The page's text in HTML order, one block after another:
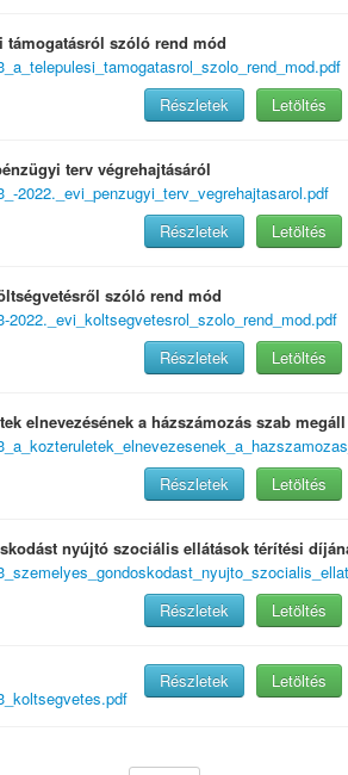
támogatásról szóló rend mód
Letöltés
Részletek
terv végrehajtásáról
2022._evi_penzugyi_terv_vegrehajtasarol.pdf
Letöltés
Részletek
szóló rend mód
2022._evi_koltsegvetesrol_szolo_rend_mod.pdf
Letöltés
Részletek
elnevezésének a házszámozás szab
Letöltés
Részletek
nyújtó szociális ellátások térítési
Letöltés
Részletek
Letöltés
Részletek